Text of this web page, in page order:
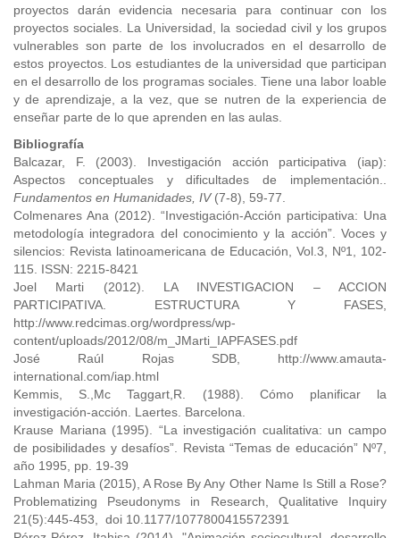
proyectos darán evidencia necesaria para continuar con los
proyectos sociales. La Universidad, la sociedad civil y los grupos
vulnerables son parte de los involucrados en el desarrollo de
estos proyectos. Los estudiantes de la universidad que participan
en el desarrollo de los programas sociales. Tiene una labor loable
y de aprendizaje, a la vez, que se nutren de la experiencia de
enseñar parte de lo que aprenden en las aulas.
Bibliografía
Balcazar, F. (2003). Investigación acción participativa (iap):
Aspectos conceptuales y dificultades de implementación..
Fundamentos en Humanidades, IV(7-8), 59-77.
Colmenares Ana (2012). “Investigación-Acción participativa: Una
metodología integradora del conocimiento y la acción”. Voces y
silencios: Revista latinoamericana de Educación, Vol.3, Nº1, 102-
115. ISSN: 2215-8421
Joel Marti (2012). LA INVESTIGACION – ACCION
PARTICIPATIVA. ESTRUCTURA Y FASES,
http://www.redcimas.org/wordpress/wp-
content/uploads/2012/08/m_JMarti_IAPFASES.pdf
José Raúl Rojas SDB, http://www.amauta-
international.com/iap.html
Kemmis, S.,Mc Taggart,R. (1988). Cómo planificar la
investigación-acción. Laertes. Barcelona.
Krause Mariana (1995). “La investigación cualitativa: un campo
de posibilidades y desafíos”. Revista “Temas de educación” Nº7,
año 1995, pp. 19-39
Lahman Maria (2015), A Rose By Any Other Name Is Still a Rose?
Problematizing Pseudonyms in Research, Qualitative Inquiry
21(5):445-453, doi 10.1177/1077800415572391